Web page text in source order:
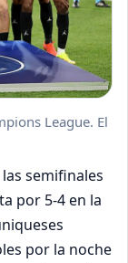
League. El
semifinales
por 5-4 en la
por la noche